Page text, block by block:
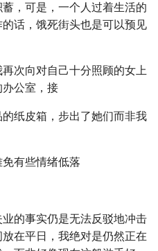
，可是，一个人过着生活的
话，饿死街头也是可以预见
次向对自己十分照顾的女上
公室，接
纸皮箱，步出了她们而非我
免有些情绪低落
的事实仍是无法反驳地冲击
在平日，我绝对是仍然正在